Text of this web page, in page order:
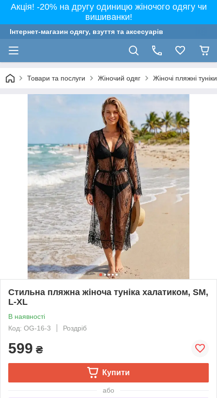
Акція! -20% на другу одиницю жіночого одягу чи
вишиванки!
Інтернет-магазин одягу, взуття та аксесуарів
Товари та послуги Жіночий одяг Жіночі пляжні
Стильна пляжна жіноча туніка халатиком, SM,
L-XL
В наявності
Код: OG-16-3
Роздріб
599 ₴
Купити
або